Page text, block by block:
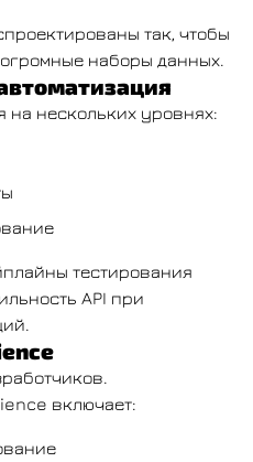
так, чтобы
наборы данных.
на нескольких уровнях:
тестирования
API при
включает: